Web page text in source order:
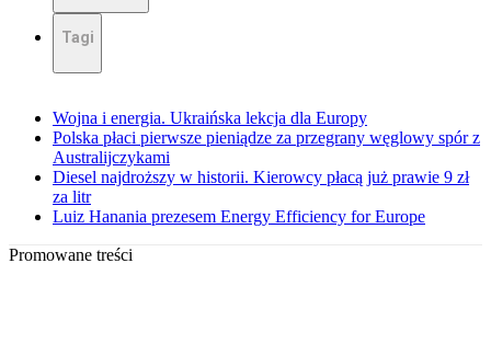
Tagi
Wojna i energia. Ukraińska lekcja dla Europy
Polska płaci pierwsze pieniądze za przegrany węglowy spór z
Australijczykami
Diesel najdroższy w historii. Kierowcy płacą już prawie 9 zł
za litr
Luiz Hanania prezesem Energy Efficiency for Europe
Promowane treści